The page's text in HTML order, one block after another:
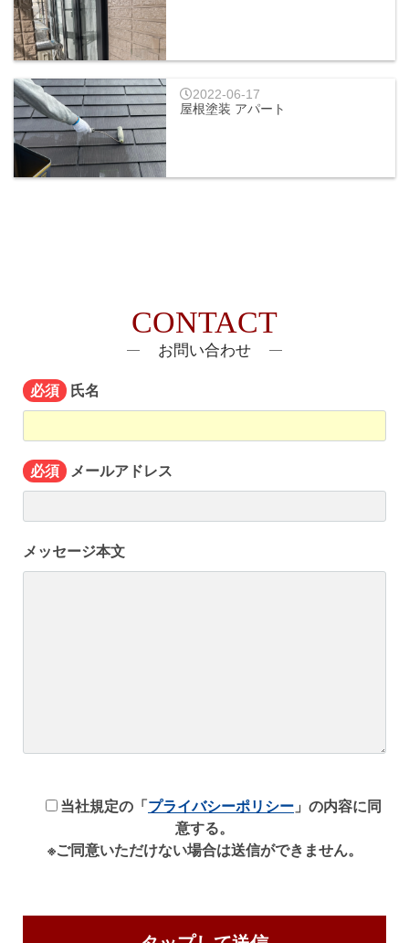
2022-06-17
屋根塗装 アパート
CONTACT
お問い合わせ
必須 氏名
必須 メールアドレス
メッセージ本文
当社規定の「プライバシーポリシー 」の内容に同
意する。
※ご同意いただけない場合は送信ができません。